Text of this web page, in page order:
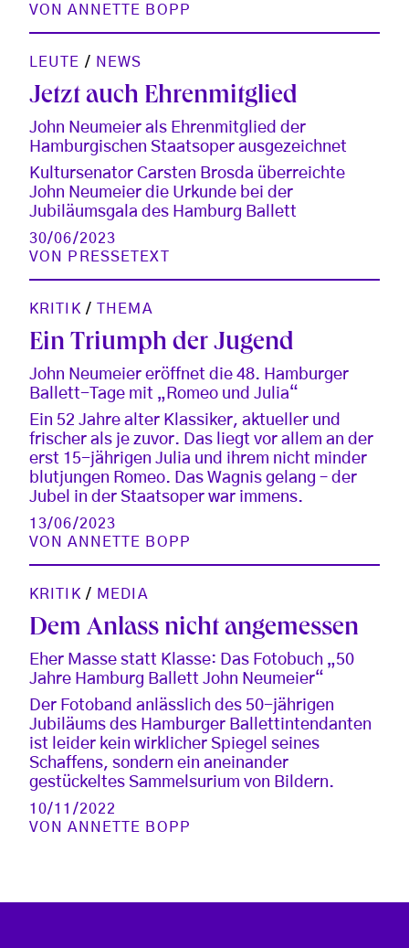
VONANNETTE BOPP
LEUTE / NEWS
Jetzt auch Ehrenmitglied
John Neumeier als Ehrenmitglied der
Hamburgischen Staatsoper ausgezeichnet
Kultursenator Carsten Brosda überreichte
John Neumeier die Urkunde bei der
Jubiläumsgala des Hamburg Ballett
30/06/2023
VON
PRESSETEXT
KRITIK / THEMA
Ein Triumph der Jugend
John Neumeier eröffnet die 48. Hamburger
Ballett-Tage mit „Romeo und Julia“
Ein 52 Jahre alter Klassiker, aktueller und
frischer als je zuvor. Das liegt vor allem an der
erst 15-jährigen Julia und ihrem nicht minder
blutjungen Romeo. Das Wagnis gelang – der
Jubel in der Staatsoper war immens.
13/06/2023
VONANNETTE BOPP
KRITIK / MEDIA
Dem Anlass nicht angemessen
Eher Masse statt Klasse: Das Fotobuch „50
Jahre Hamburg Ballett John Neumeier“
Der Fotoband anlässlich des 50-jährigen
Jubiläums des Hamburger Ballettintendanten
ist leider kein wirklicher Spiegel seines
Schaffens, sondern ein aneinander
gestückeltes Sammelsurium von Bildern.
10/11/2022
VONANNETTE BOPP